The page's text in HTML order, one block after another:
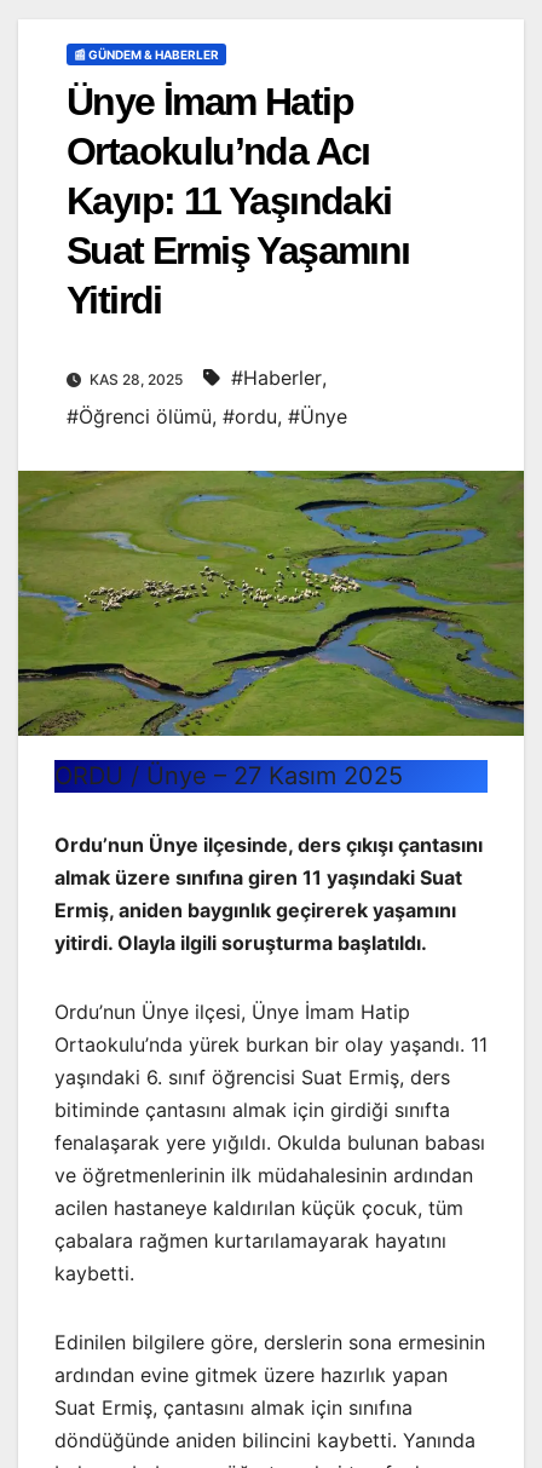
📰 GÜNDEM & HABERLER
Ünye İmam Hatip
Ortaokulu’nda Acı
Kayıp: 11 Yaşındaki
Suat Ermiş Yaşamını
Yitirdi
KAS 28, 2025 #Haberler,
#Öğrenci ölümü, #ordu, #Ünye
ORDU / Ünye – 27 Kasım 2025
Ordu’nun Ünye ilçesinde, ders çıkışı çantasını
almak üzere sınıfına giren 11 yaşındaki Suat
Ermiş, aniden baygınlık geçirerek yaşamını
yitirdi. Olayla ilgili soruşturma başlatıldı.
Ordu’nun Ünye ilçesi, Ünye İmam Hatip
Ortaokulu’nda yürek burkan bir olay yaşandı. 11
yaşındaki 6. sınıf öğrencisi Suat Ermiş, ders
bitiminde çantasını almak için girdiği sınıfta
fenalaşarak yere yığıldı. Okulda bulunan babası
ve öğretmenlerinin ilk müdahalesinin ardından
acilen hastaneye kaldırılan küçük çocuk, tüm
çabalara rağmen kurtarılamayarak hayatını
kaybetti.
Edinilen bilgilere göre, derslerin sona ermesinin
ardından evine gitmek üzere hazırlık yapan
Suat Ermiş, çantasını almak için sınıfına
döndüğünde aniden bilincini kaybetti. Yanında